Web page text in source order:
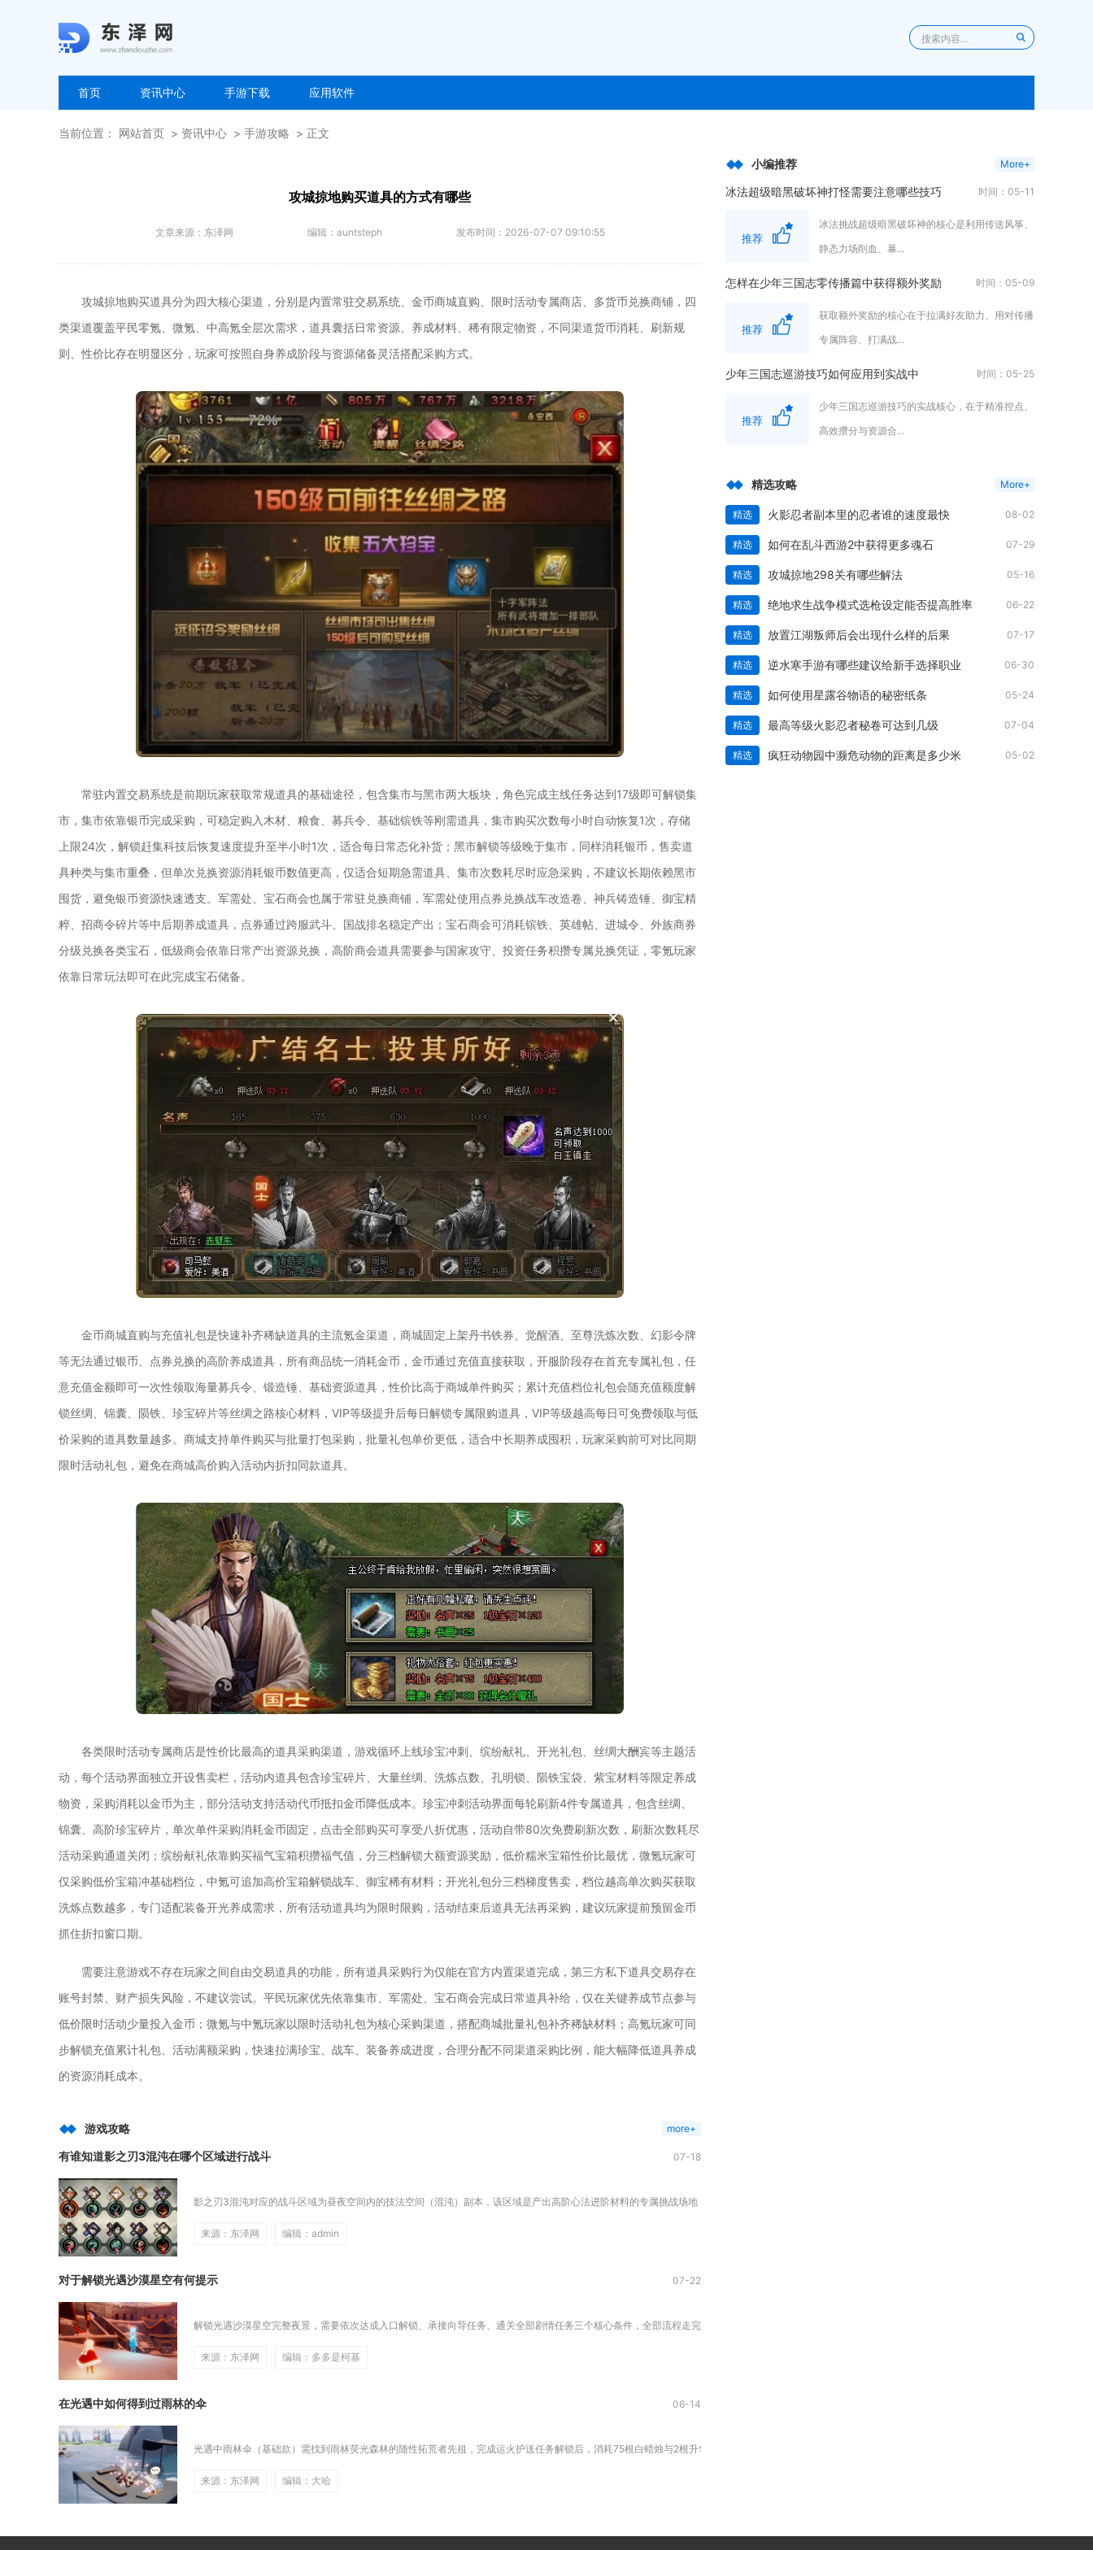
首页 资讯中心 手游下载 应用软件
当前位置： 网站首页 资讯中心 手游攻略 正文
攻城掠地购买道具的方式有哪些
文章来源： 东泽网 编辑： auntsteph 发布时间： 2026-07-07 09:10:55
攻城掠地购买道具分为四大核心渠道，分别是内置常驻交易系统、金币商城直购、限时活动专属商店、多货币兑换商铺，四
类渠道覆盖平民零氪、微氪、中高氪全层次需求，道具囊括日常资源、养成材料、稀有限定物资，不同渠道货币消耗、刷新规
则、性价比存在明显区分，玩家可按照自身养成阶段与资源储备灵活搭配采购方式。
常驻内置交易系统是前期玩家获取常规道具的基础途径，包含集市与黑市两大板块，角色完成主线任务达到17级即可解锁集
市，集市依靠银币完成采购，可稳定购入木材、粮食、募兵令、基础镔铁等刚需道具，集市购买次数每小时自动恢复1次，存储
上限24次，解锁赶集科技后恢复速度提升至半小时1次，适合每日常态化补货；黑市解锁等级晚于集市，同样消耗银币，售卖道
具种类与集市重叠，但单次兑换资源消耗银币数值更高，仅适合短期急需道具、集市次数耗尽时应急采购，不建议长期依赖黑市
囤货，避免银币资源快速透支。军需处、宝石商会也属于常驻兑换商铺，军需处使用点券兑换战车改造卷、神兵铸造锤、御宝精
粹、招商令碎片等中后期养成道具，点券通过跨服武斗、国战排名稳定产出；宝石商会可消耗镔铁、英雄帖、进城令、外族商券
分级兑换各类宝石，低级商会依靠日常产出资源兑换，高阶商会道具需要参与国家攻守、投资任务积攒专属兑换凭证，零氪玩家
依靠日常玩法即可在此完成宝石储备。
金币商城直购与充值礼包是快速补齐稀缺道具的主流氪金渠道，商城固定上架丹书铁券、觉醒酒、至尊洗炼次数、幻影令牌
等无法通过银币、点券兑换的高阶养成道具，所有商品统一消耗金币，金币通过充值直接获取，开服阶段存在首充专属礼包，任
意充值金额即可一次性领取海量募兵令、锻造锤、基础资源道具，性价比高于商城单件购买；累计充值档位礼包会随充值额度解
锁丝绸、锦囊、陨铁、珍宝碎片等丝绸之路核心材料，VIP等级提升后每日解锁专属限购道具，VIP等级越高每日可免费领取与低
价采购的道具数量越多。商城支持单件购买与批量打包采购，批量礼包单价更低，适合中长期养成囤积，玩家采购前可对比同期
限时活动礼包，避免在商城高价购入活动内折扣同款道具。
各类限时活动专属商店是性价比最高的道具采购渠道，游戏循环上线珍宝冲刺、缤纷献礼、开光礼包、丝绸大酬宾等主题活
动，每个活动界面独立开设售卖栏，活动内道具包含珍宝碎片、大量丝绸、洗炼点数、孔明锁、陨铁宝袋、紫宝材料等限定养成
物资，采购消耗以金币为主，部分活动支持活动代币抵扣金币降低成本。珍宝冲刺活动界面每轮刷新4件专属道具，包含丝绸、
锦囊、高阶珍宝碎片，单次单件采购消耗金币固定，点击全部购买可享受八折优惠，活动自带80次免费刷新次数，刷新次数耗尽
活动采购通道关闭；缤纷献礼依靠购买福气宝箱积攒福气值，分三档解锁大额资源奖励，低价糯米宝箱性价比最优，微氪玩家可
仅采购低价宝箱冲基础档位，中氪可追加高价宝箱解锁战车、御宝稀有材料；开光礼包分三档梯度售卖，档位越高单次购买获取
洗炼点数越多，专门适配装备开光养成需求，所有活动道具均为限时限购，活动结束后道具无法再采购，建议玩家提前预留金币
抓住折扣窗口期。
需要注意游戏不存在玩家之间自由交易道具的功能，所有道具采购行为仅能在官方内置渠道完成，第三方私下道具交易存在
账号封禁、财产损失风险，不建议尝试。平民玩家优先依靠集市、军需处、宝石商会完成日常道具补给，仅在关键养成节点参与
低价限时活动少量投入金币；微氪与中氪玩家以限时活动礼包为核心采购渠道，搭配商城批量礼包补齐稀缺材料；高氪玩家可同
步解锁充值累计礼包、活动满额采购，快速拉满珍宝、战车、装备养成进度，合理分配不同渠道采购比例，能大幅降低道具养成
的资源消耗成本。
游戏攻略 more+
有谁知道影之刃3混沌在哪个区域进行战斗 07-18
影之刃3混沌对应的战斗区域为昼夜空间内的技法空间（混沌）副本，该区域是产出高阶心法进阶材料的专属挑战场地，也是玩家口中简...
来源：东泽网 编辑：admin
对于解锁光遇沙漠星空有何提示 07-22
解锁光遇沙漠星空完整夜景，需要依次达成入口解锁、承接向导任务、通关全部剧情任务三个核心条件，全部流程走完之后，星光沙漠整...
来源：东泽网 编辑：多多是柯基
在光遇中如何得到过雨林的伞 06-14
光遇中雨林伞（基础款）需找到雨林荧光森林的随性拓荒者先祖，完成运火护送任务解锁后，消耗75根白蜡烛与2根升华蜡烛兑换获得...
来源：东泽网 编辑：大哈
小编推荐 More+
冰法超级暗黑破坏神打怪需要注意哪些技巧 时间：05-11
推荐
冰法挑战超级暗黑破坏神的核心是利用传送风筝、
静态力场削血、暴...
怎样在少年三国志零传播篇中获得额外奖励 时间：05-09
推荐
获取额外奖励的核心在于拉满好友助力、用对传播
专属阵容、打满战...
少年三国志巡游技巧如何应用到实战中 时间：05-25
推荐
少年三国志巡游技巧的实战核心，在于精准控点、
高效攒分与资源合...
精选攻略 More+
精选 火影忍者副本里的忍者谁的速度最快 08-02
精选 如何在乱斗西游2中获得更多魂石 07-29
精选 攻城掠地298关有哪些解法 05-16
精选 绝地求生战争模式选枪设定能否提高胜率 06-22
精选 放置江湖叛师后会出现什么样的后果 07-17
精选 逆水寒手游有哪些建议给新手选择职业 06-30
精选 如何使用星露谷物语的秘密纸条 05-24
精选 最高等级火影忍者秘卷可达到几级 07-04
精选 疯狂动物园中濒危动物的距离是多少米 05-02